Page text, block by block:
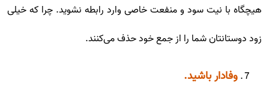
هیچگاه با نیت سود و منفعت خاصی وارد رابطه نشوید. چرا که خیلی
زود دوستانتان شما را از جمع خود حذف می‌کنند.
وفادار باشید.